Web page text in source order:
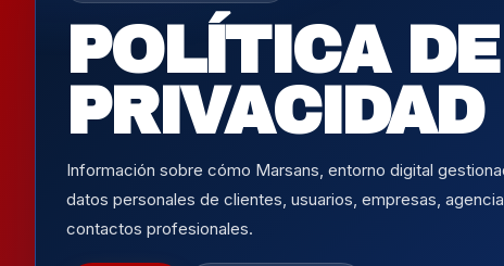
POLÍTICA DE
PRIVACIDAD
Información sobre cómo Marsans, entorno digital
datos personales de clientes, usuarios, empresas,
contactos profesionales.